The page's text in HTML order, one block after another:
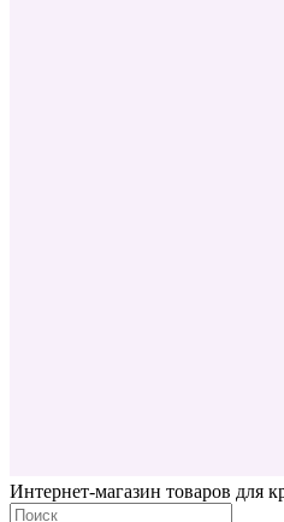
Интернет-магазин товаров для